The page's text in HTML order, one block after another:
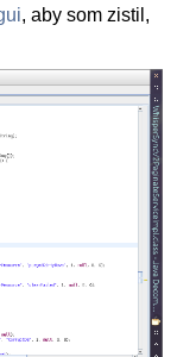
, aby som zistil,